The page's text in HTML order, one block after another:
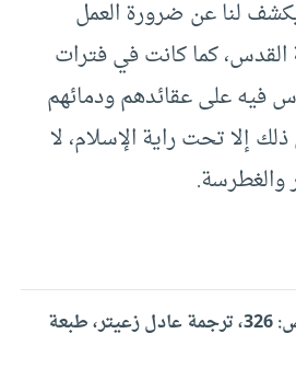
لنا عن ضرورة العمل
كما كانت في فترات
فيه على عقائدهم ودمائهم
إلا تحت راية الإسلام، لا
والغطرسة.
) “حضارة العرب”، ص: 326، ترجمة عادل زعيتر، طبعة